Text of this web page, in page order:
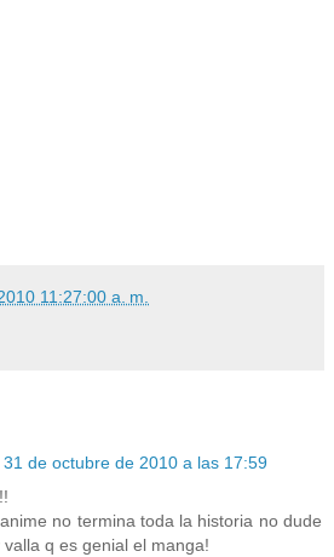
11:27:00 a. m.
31 de octubre de 2010 a las 17:59
no termina toda la historia no dude
q es genial el manga!